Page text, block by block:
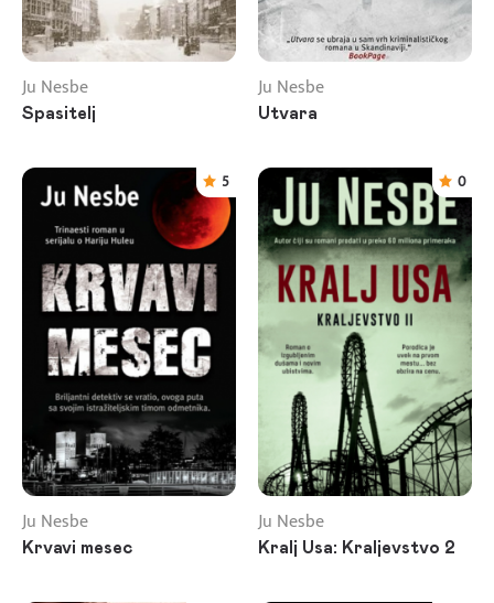
Ju Nesbe
Spasitelj
Ju Nesbe
Utvara
5
Ju Nesbe
Krvavi mesec
0
Ju Nesbe
Kralj Usa: Kraljevstvo 2